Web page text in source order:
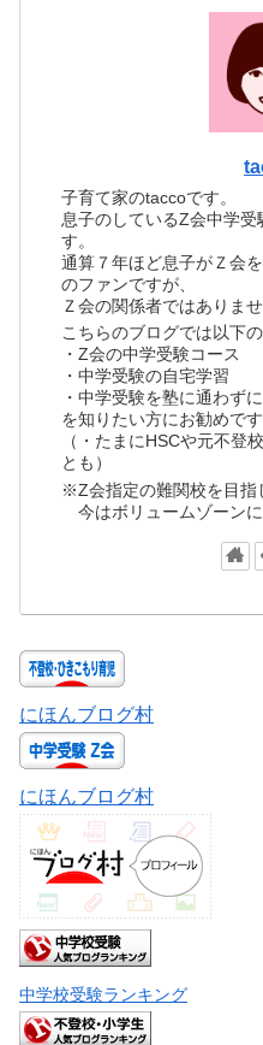
子育て家のtaccoです。
息子のしているZ会中学
す。
通算７年ほど息子がＺ会
のファンですが、
Ｚ会の関係者ではありま
こちらのブログでは以下
・Z会の中学受験コース
・中学受験の自宅学習
・中学受験を塾に通わず
を知りたい方にお勧めです
（・たまにHSCや元不登
とも）
※Z会指定の難関校を目指
今はボリュームゾーンに
にほんブログ村
にほんブログ村
中学校受験ランキング